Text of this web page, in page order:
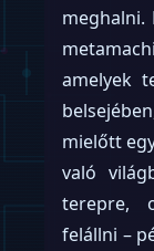
meghalni.
amelyek
mielőtt
való
terepre,
felállni –